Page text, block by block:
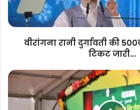
पर
डाक
टिकट
वीरांगना रानी दुर्गावती की
टिकट जारी...
मुख्यमंत्री
चौहान